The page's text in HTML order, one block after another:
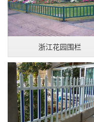
浙江花园围栏